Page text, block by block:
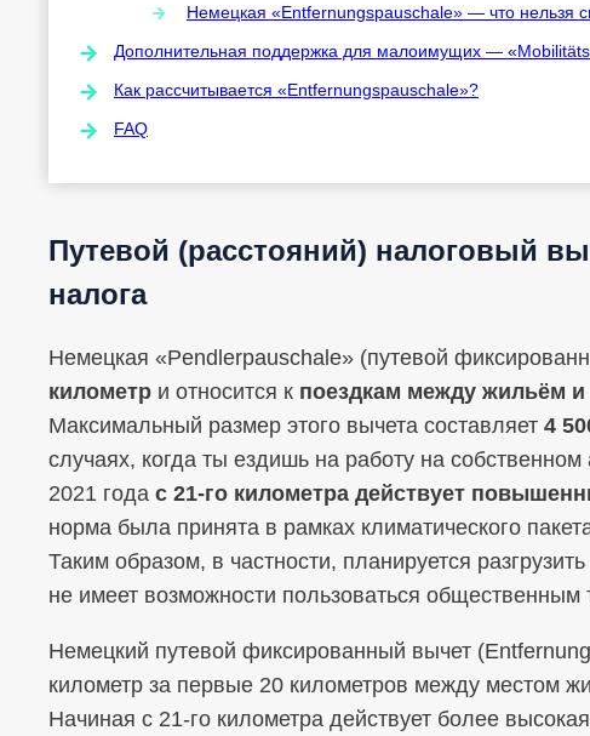
Немецкая «Entfernungspauschale» — что нельзя
Дополнительная поддержка для малоимущих —
Как рассчитывается «Entfernungspauschale»?
FAQ
Путевой (расстояний) налоговый
налога
Немецкая «Pendlerpauschale» (путевой
километр и относится к поездкам между жильём
Максимальный размер этого вычета составляет 4
случаях, когда ты ездишь на работу на
2021 года с 21‑го километра действует
норма была принята в рамках климатического
Таким образом, в частности, планируется
не имеет возможности пользоваться общественным
Немецкий путевой фиксированный вычет
километр за первые 20 километров между местом
Начиная с 21‑го километра действует более